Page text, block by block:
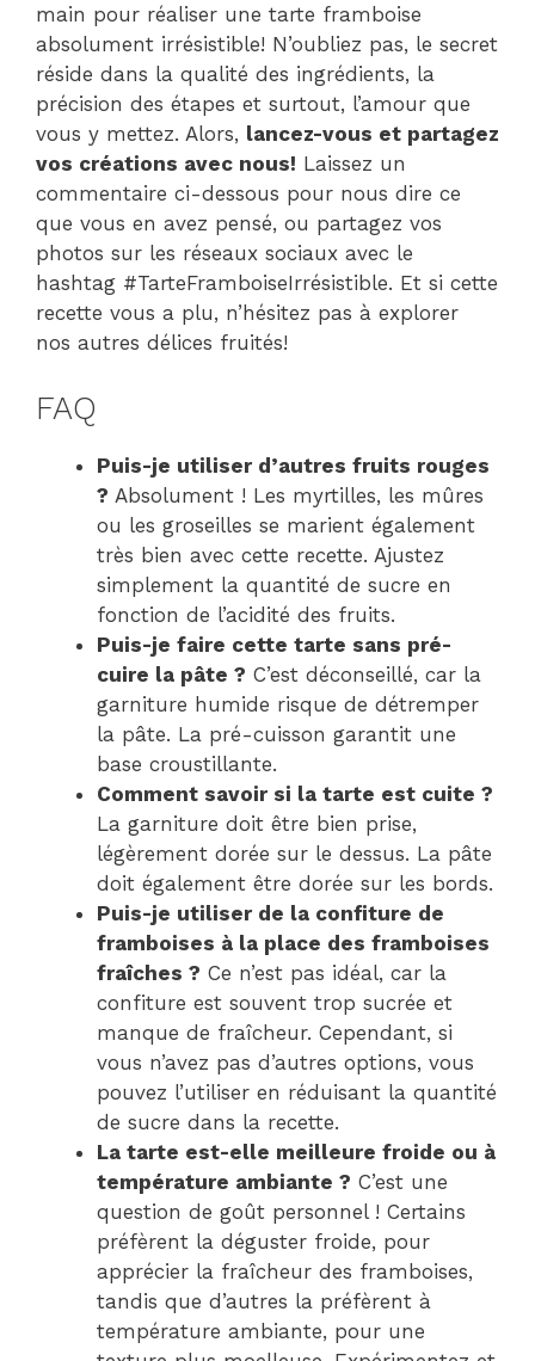
main pour réaliser une tarte framboise
absolument irrésistible! N’oubliez pas, le secret
réside dans la qualité des ingrédients, la
précision des étapes et surtout, l’amour que
vous y mettez. Alors, lancez-vous et partagez
vos créations avec nous! Laissez un
commentaire ci-dessous pour nous dire ce
que vous en avez pensé, ou partagez vos
photos sur les réseaux sociaux avec le
hashtag #TarteFramboiseIrrésistible. Et si cette
recette vous a plu, n’hésitez pas à explorer
nos autres délices fruités!
FAQ
Puis-je utiliser d’autres fruits rouges
? Absolument ! Les myrtilles, les mûres
ou les groseilles se marient également
très bien avec cette recette. Ajustez
simplement la quantité de sucre en
fonction de l’acidité des fruits.
Puis-je faire cette tarte sans pré-
cuire la pâte ? C’est déconseillé, car la
garniture humide risque de détremper
la pâte. La pré-cuisson garantit une
base croustillante.
Comment savoir si la tarte est cuite ?
La garniture doit être bien prise,
légèrement dorée sur le dessus. La pâte
doit également être dorée sur les bords.
Puis-je utiliser de la confiture de
framboises à la place des framboises
fraîches ? Ce n’est pas idéal, car la
confiture est souvent trop sucrée et
manque de fraîcheur. Cependant, si
vous n’avez pas d’autres options, vous
pouvez l’utiliser en réduisant la quantité
de sucre dans la recette.
La tarte est-elle meilleure froide ou à
température ambiante ? C’est une
question de goût personnel ! Certains
préfèrent la déguster froide, pour
apprécier la fraîcheur des framboises,
tandis que d’autres la préfèrent à
température ambiante, pour une